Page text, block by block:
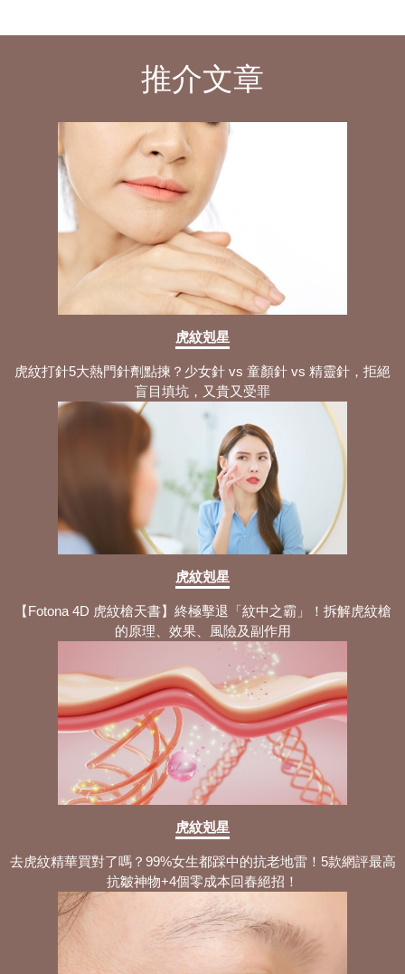
推介文章
虎紋剋星
虎紋打針5大熱門針劑點揀？少女針 vs 童顏針 vs 精靈針，拒絕
盲目填坑，又貴又受罪
虎紋剋星
【Fotona 4D 虎紋槍天書】終極擊退「紋中之霸」！拆解虎紋槍
的原理、效果、風險及副作用
虎紋剋星
去虎紋精華買對了嗎？99%女生都踩中的抗老地雷！5款網評最高
抗皺神物+4個零成本回春絕招！